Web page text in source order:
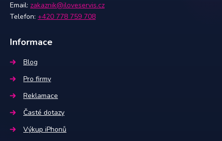
Email: zakaznik@iloveservis.cz
Telefon: +420 778 759 708
Informace
Blog
Pro firmy
Reklamace
Časté dotazy
Výkup iPhonů